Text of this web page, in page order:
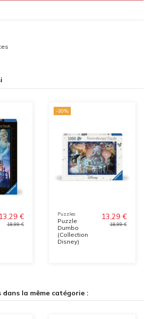
13,29 €
18,99 €
-30%
Puzzles
Puzzle
Dumbo
(Collection
Disney)
13,29 €
18,99 €
la même catégorie :